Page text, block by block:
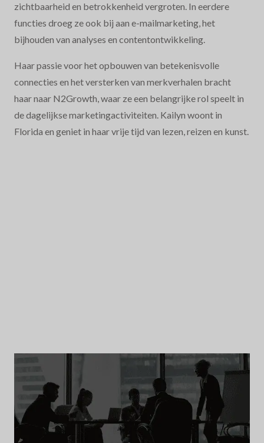
zichtbaarheid en betrokkenheid vergroten. In eerdere
functies droeg ze ook bij aan e-mailmarketing, het
bijhouden van analyses en contentontwikkeling.
Haar passie voor het opbouwen van betekenisvolle
connecties en het versterken van merkverhalen bracht
haar naar N2Growth, waar ze een belangrijke rol speelt in
de dagelijkse marketingactiviteiten. Kailyn woont in
Florida en geniet in haar vrije tijd van lezen, reizen en kunst.